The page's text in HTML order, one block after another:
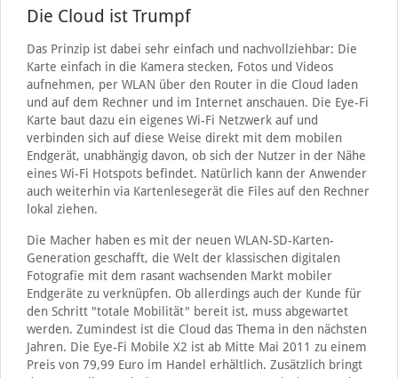
Die Cloud ist Trumpf
Das Prinzip ist dabei sehr einfach und nachvollziehbar: Die
Karte einfach in die Kamera stecken, Fotos und Videos
aufnehmen, per WLAN über den Router in die Cloud laden
und auf dem Rechner und im Internet anschauen. Die Eye-Fi
Karte baut dazu ein eigenes Wi-Fi Netzwerk auf und
verbinden sich auf diese Weise direkt mit dem mobilen
Endgerät, unabhängig davon, ob sich der Nutzer in der Nähe
eines Wi-Fi Hotspots befindet. Natürlich kann der Anwender
auch weiterhin via Kartenlesegerät die Files auf den Rechner
lokal ziehen.
Die Macher haben es mit der neuen WLAN-SD-Karten-
Generation geschafft, die Welt der klassischen digitalen
Fotografie mit dem rasant wachsenden Markt mobiler
Endgeräte zu verknüpfen. Ob allerdings auch der Kunde für
den Schritt "totale Mobilität" bereit ist, muss abgewartet
werden. Zumindest ist die Cloud das Thema in den nächsten
Jahren. Die Eye-Fi Mobile X2 ist ab Mitte Mai 2011 zu einem
Preis von 79,99 Euro im Handel erhältlich. Zusätzlich bringt